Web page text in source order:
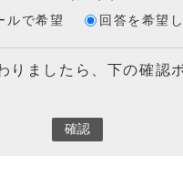
ルで希望 回答を希望
りましたら、下の確認
確認